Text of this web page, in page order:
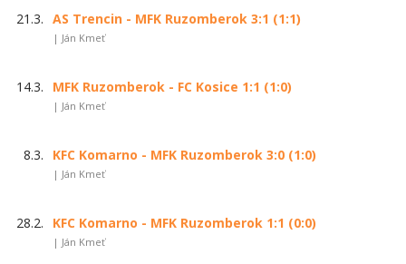
21.3. AS Trencin - MFK Ruzomberok 3:1 (1:1)
| Ján Kmeť
14.3. MFK Ruzomberok - FC Kosice 1:1 (1:0)
| Ján Kmeť
8.3. KFC Komarno - MFK Ruzomberok 3:0 (1:0)
| Ján Kmeť
28.2. KFC Komarno - MFK Ruzomberok 1:1 (0:0)
| Ján Kmeť